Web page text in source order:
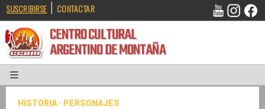
SUSCRIBIRSE | CONTACTAR
CENTRO CULTURAL
ARGENTINO DE MONTAÑA
HISTORIA · PERSONAJES